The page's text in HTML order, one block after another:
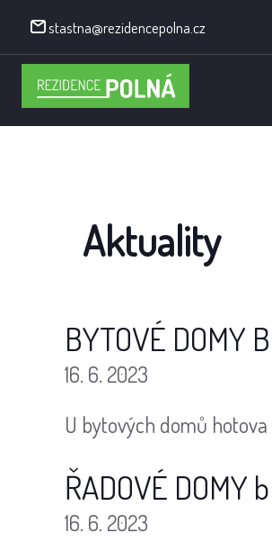
stastna@rezidencepolna.cz
Aktuality
BYTOVÉ DOMY
16. 6. 2023
U bytových domů
ŘADOVÉ DOMY
16. 6. 2023